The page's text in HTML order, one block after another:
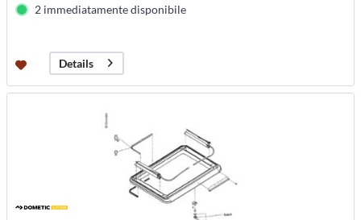
2 immediatamente disponibile
Details